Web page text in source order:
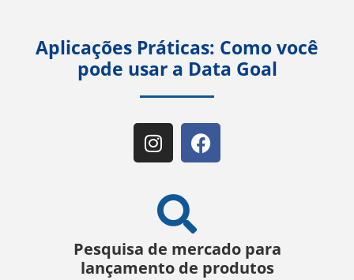
Aplicações Práticas: Como você
pode usar a Data Goal
Pesquisa de mercado para
lançamento de produtos